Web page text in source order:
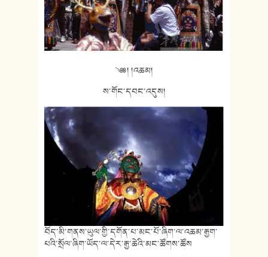
༄༅། །འཆམ།
ས་གོང་དབང་འདུས།
བོད་མི་གནས་ཡུལ་གྱི་དགོན་པ་མང་པོ་ཞིག་ལ་འཆམ་རྒྱག་
པའི་སྲོལ་ཞིག་ཡོད་ལ་དེར་རྒྱ་ཆེའི་མང་ཚོགས་ཚོས